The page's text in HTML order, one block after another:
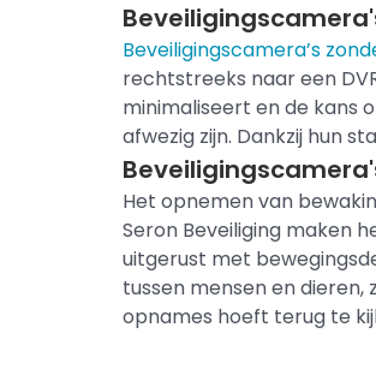
Beveiligingscamera’s
rechtstreeks naar een
minimaliseert en de kans
afwezig zijn. Dankzij hun
Het opnemen van
Seron Beveiliging maken
uitgerust met
tussen mensen en
opnames hoeft terug te